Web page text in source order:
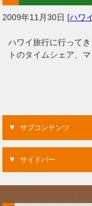
2009年11月30日 [ハワ
ハワイ旅行に行って
トのタイムシェア、
サブコンテンツ
サイドバー